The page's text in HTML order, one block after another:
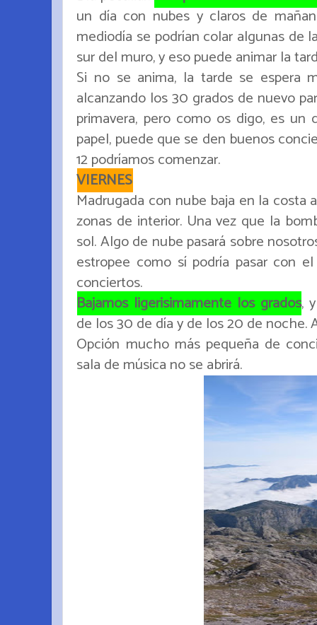
un día con nubes y claros de
mediodía se podrían colar algunas de
sur del muro, y eso puede animar la
Si no se anima, la tarde se espera
alcanzando los 30 grados de nuevo
primavera, pero como os digo, es
papel, puede que se den buenos
12 podríamos comenzar.
VIERNES
Madrugada con nube baja en la costa
zonas de interior. Una vez que la
sol. Algo de nube pasará sobre
estropee como sí podría pasar con
conciertos.
Bajamos ligerisimamente los grados,
de los 30 de día y de los 20 de noche.
Opción mucho más pequeña de
sala de música no se abrirá.